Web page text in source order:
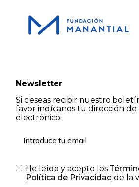
Newsletter
Si deseas recibir nuestro
favor indícanos tu dirección de
electrónico:
He leído y acepto los
Política de Privacidad de la